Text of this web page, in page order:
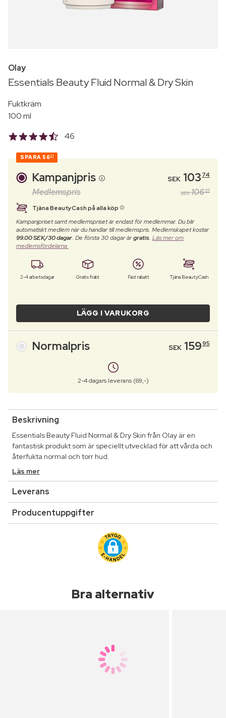
Olay
Essentials Beauty Fluid Normal & Dry Skin
Fuktkräm
100 ml
46
SPARA 5621
Kampanjpris SEK 103 74
Medlemspris SEK 10695
Tjäna BeautyCash på alla köp
Kampanjpriset samt medlemspriset är endast för medlemmar. Du blir
automatiskt medlem när du handlar till medlemspris. Medlemskapet kostar
99.00 SEK/30 dagar. De första 30 dagar ärgratis. Läs mer om
medlemsfördelarna.
2-4 arbetsdagar Gratis frakt Fast rabatt Tjäna BeautyCash
LÄGG I VARUKORG
Normalpris SEK 15995
2-4 dagars leverans (69,-)
Beskrivning
Essentials Beauty Fluid Normal & Dry Skin från Olay är en
fantastisk produkt som är speciellt utvecklad för att vårda och
återfukta normal och torr hud.
Läs mer
Leverans
Producentuppgifter
Bra alternativ